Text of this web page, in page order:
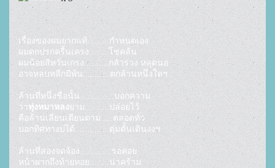
เรื่องของผมยากแท้.........กำหนดเอง
ผมดกปรกครื้นเครง........โชคล้น
ผมน้อยสิหวั่นเกรง..........กลัวร่วง หลุดนอ
อาจหลบหลีกมิพ้น...........ตกล้านหนึ่งใดฯ
ล้านที่หนึ่งชื่อนั้น..............บอกความ
ว่าทุ่งหมาหลงยาม..........ปล่อยไว้
คือล้านเลี่ยนเตียนตาม.....ตลอดทั่ว
บอกทิศทางบ่ได้..............ดุ่มดั้นเดินงงฯ
ล้านที่สองจดจ้อง.............รอคอย
หน้าผากถึงท้ายทอย........น่าคร้าม